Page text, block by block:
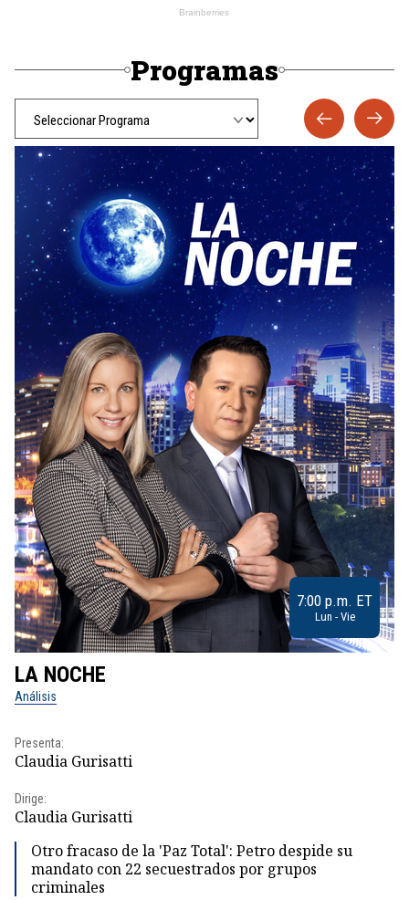
Programas
7:00 p.m. ET
Lun - Vie
LA NOCHE
Análisis
Presenta:
Claudia Gurisatti
Dirige:
Claudia Gurisatti
Otro fracaso de la 'Paz Total': Petro despide su
mandato con 22 secuestrados por grupos
criminales